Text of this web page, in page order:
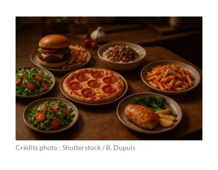
Crédits photo : Shutterstock / B. Dupuis